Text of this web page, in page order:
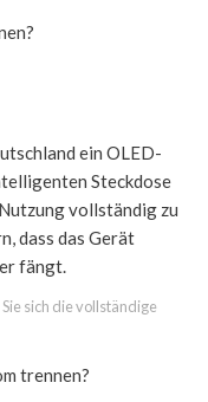
ein OLED-
Steckdose
vollständig zu
dass das Gerät
fängt.
Sie sich die vollständige
trennen?